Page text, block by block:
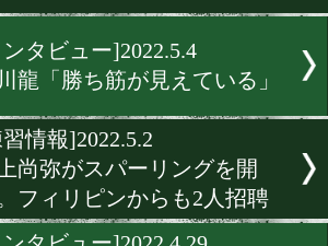
阿部麗也「持っているもの
てを奪う!」
[インタビュー]2022.5.7
力石政法「完全に倒し切る